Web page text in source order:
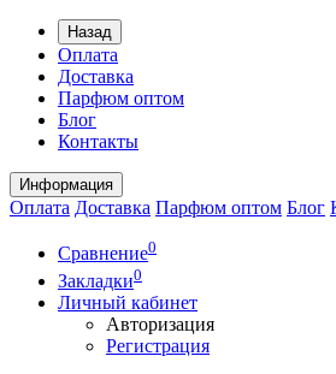
Назад
Оплата
Доставка
Парфюм оптом
Блог
Контакты
Информация
Оплата Доставка Парфюм оптом Блог
Сравнение0
Закладки0
Личный кабинет
Авторизация
Регистрация